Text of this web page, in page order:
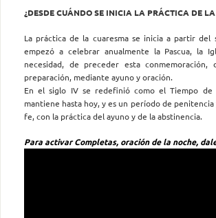
¿DESDE CUÁNDO SE INICIA LA PRÁCTICA DE
La práctica de la cuaresma se inicia a partir del
empezó a celebrar anualmente la Pascua, la
necesidad, de preceder esta
preparación, mediante ayuno y oración.
En el siglo IV se redefinió como el Tiempo de
mantiene hasta hoy, y es un período de
fe, con la práctica del ayuno y de la abstinencia.
Para activar Completas, oración de la noche,